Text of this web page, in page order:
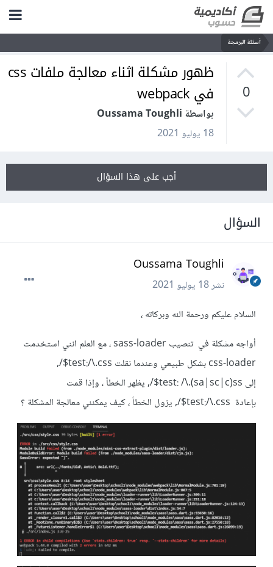
أسئلة البرمجة
0
ظهور مشكلة اثناء معالجة ملفات css
في webpack
بواسطة Oussama Toughli
18 يوليو 2021
أجب على هذا السؤال
السؤال
Oussama Toughli
نشر18 يوليو 2021
السلام عليكم ورحمة الله وبركاته ،
أواجه مشكلة في تنصيب sass-loader ، مع العلم انني استخدمت
css-loader بشكل طبيعي وعندما نقلت test:/\.css$/,
إلى test: /\.(sa|sc|c)ss$/, يظهر الخطأ ، وإذا قمت
بإعادة test:/\.css$/, يزول الخطأ ، كيف يمكنني معالجة المشكلة ؟